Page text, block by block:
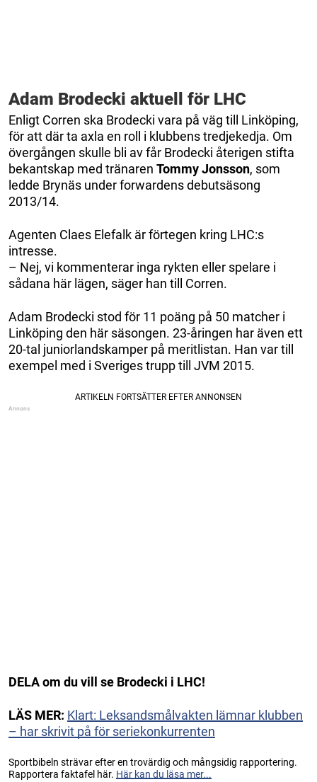
Adam Brodecki aktuell för LHC
Enligt Corren ska Brodecki vara på väg till Linköping,
för att där ta axla en roll i klubbens tredjekedja. Om
övergången skulle bli av får Brodecki återigen stifta
bekantskap med tränaren Tommy Jonsson, som
ledde Brynäs under forwardens debutsäsong
2013/14.
Agenten Claes Elefalk är förtegen kring LHC:s
intresse.
– Nej, vi kommenterar inga rykten eller spelare i
sådana här lägen, säger han till Corren.
Adam Brodecki stod för 11 poäng på 50 matcher i
Linköping den här säsongen. 23-åringen har även ett
20-tal juniorlandskamper på meritlistan. Han var till
exempel med i Sveriges trupp till JVM 2015.
DELA om du vill se Brodecki i LHC!
LÄS MER: Klart: Leksandsmålvakten lämnar klubben
– har skrivit på för seriekonkurrenten
Sportbibeln strävar efter en trovärdig och mångsidig rapportering.
Rapportera faktafel här. Här kan du läsa mer...